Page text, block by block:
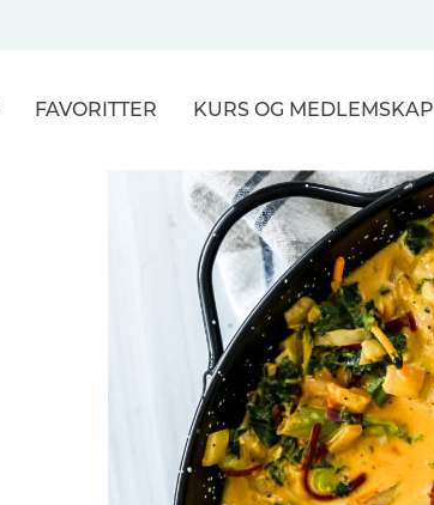
FAVORITTER KURS OG MEDLEMSKAP